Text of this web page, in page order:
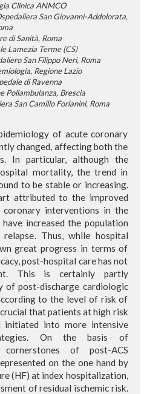
Clinica ANMCO
San Giovanni-Addolorata,
di Sanità, Roma
Lamezia Terme (CS)
San Filippo Neri, Roma
Regione Lazio
di Ravenna
Poliambulanza, Brescia
San Camillo Forlanini, Roma
of acute coronary
changed, affecting both the
In particular, although the
mortality, the trend in
to be stable or increasing.
attributed to the improved
interventions in the
increased the population
Thus, while hospital
great progress in terms of
post-hospital care has not
This is certainly partly
of post-discharge cardiologic
to the level of risk of
that patients at high risk
initiated into more intensive
On the basis of
of post-ACS
on the one hand by
(HF) at index hospitalization,
of residual ischemic risk.